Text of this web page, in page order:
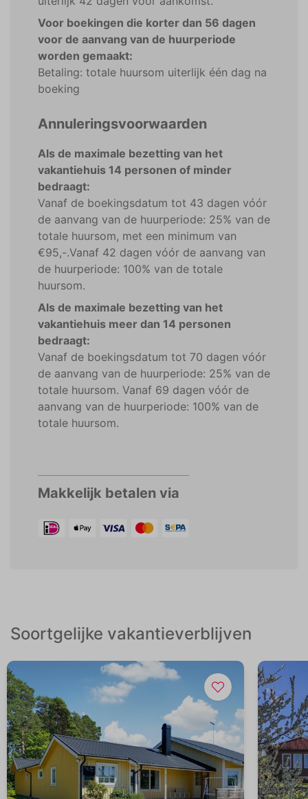
Voor boekingen die korter dan 56 dagen
voor de aanvang van de huurperiode
worden gemaakt:
Betaling: totale huursom uiterlijk één dag na
boeking
Annuleringsvoorwaarden
Als de maximale bezetting van het
vakantiehuis 14 personen of minder
bedraagt:
Vanaf de boekingsdatum tot 43 dagen vóór
de aanvang van de huurperiode: 25% van de
totale huursom, met een minimum van
€95,-.Vanaf 42 dagen vóór de aanvang van
de huurperiode: 100% van de totale
huursom.
Als de maximale bezetting van het
vakantiehuis meer dan 14 personen
bedraagt:
Vanaf de boekingsdatum tot 70 dagen vóór
de aanvang van de huurperiode: 25% van de
totale huursom. Vanaf 69 dagen vóór de
aanvang van de huurperiode: 100% van de
totale huursom.
Makkelijk betalen via
Soortgelijke vakantieverblijven